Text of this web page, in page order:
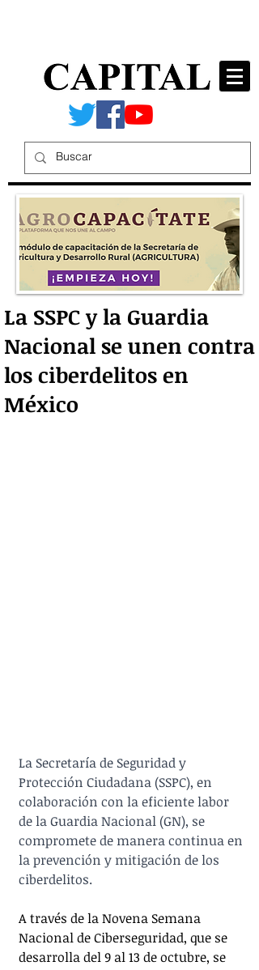
La SSPC y la Guardia
Nacional se unen contra
los ciberdelitos en
México
La Secretaría de Seguridad y
Protección Ciudadana (SSPC), en
colaboración con la eficiente labor
de la Guardia Nacional (GN), se
compromete de manera continua en
la prevención y mitigación de los
ciberdelitos.
A través de la Novena Semana
Nacional de Ciberseguridad, que se
desarrolla del 9 al 13 de octubre, se